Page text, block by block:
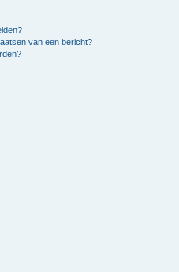
van een bericht?